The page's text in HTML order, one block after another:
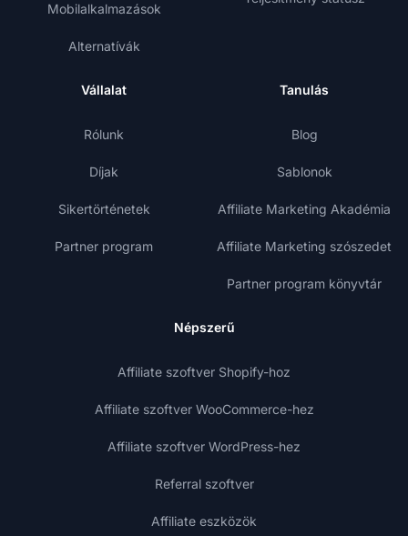
Mobilalkalmazások
Alternatívák
Vállalat
Rólunk
Díjak
Sikertörténetek
Partner program
Tanulás
Blog
Sablonok
Affiliate Marketing Akadémia
Affiliate Marketing szószedet
Partner program könyvtár
Népszerű
Affiliate szoftver Shopify-hoz
Affiliate szoftver WooCommerce-hez
Affiliate szoftver WordPress-hez
Referral szoftver
Affiliate eszközök